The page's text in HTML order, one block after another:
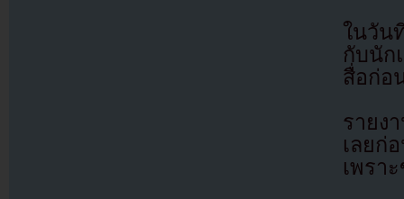
ในวัน
กับนัก
สื่อก่อ
รายง
เลยก่
เพรา